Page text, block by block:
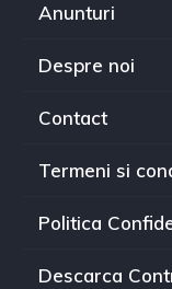
Anunturi
Despre noi
Contact
Termeni si
Politica
Descarca